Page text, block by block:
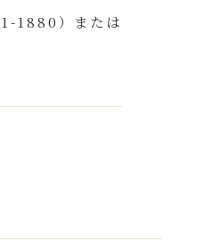
1880）または